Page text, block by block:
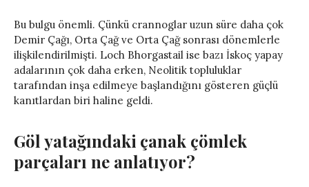
Bu bulgu önemli. Çünkü crannoglar uzun süre daha çok
Demir Çağı, Orta Çağ ve Orta Çağ sonrası dönemlerle
ilişkilendirilmişti. Loch Bhorgastail ise bazı İskoç yapay
adalarının çok daha erken, Neolitik topluluklar
tarafından inşa edilmeye başlandığını gösteren güçlü
kanıtlardan biri haline geldi.
Göl yatağındaki çanak çömlek
parçaları ne anlatıyor?